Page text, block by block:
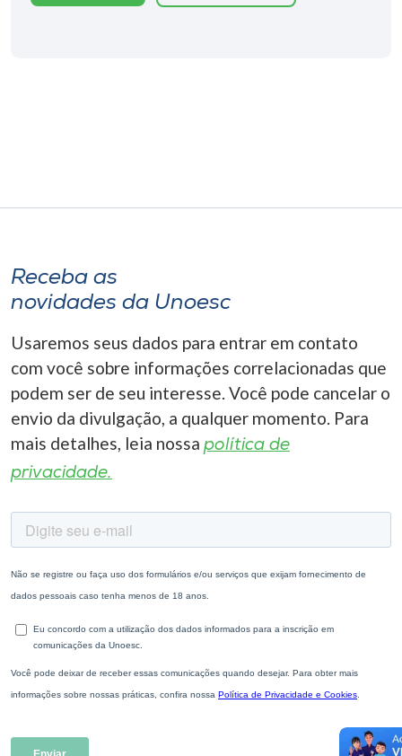
Receba as
novidades da Unoesc
Usaremos seus dados para entrar em contato
com você sobre informações correlacionadas que
podem ser de seu interesse. Você pode cancelar o
envio da divulgação, a qualquer momento. Para
mais detalhes, leia nossa política de
privacidade.